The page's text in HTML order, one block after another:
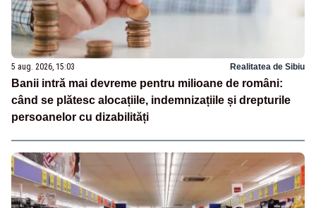
5 aug. 2026, 15:03 Realitatea de Sibiu
Banii intră mai devreme pentru milioane de români:
când se plătesc alocațiile, indemnizațiile și drepturile
persoanelor cu dizabilități